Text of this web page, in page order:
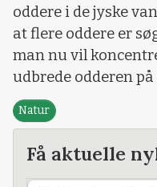
oddere i de jyske
at flere oddere er
man nu vil
udbrede odderen
Natur
Få aktuelle